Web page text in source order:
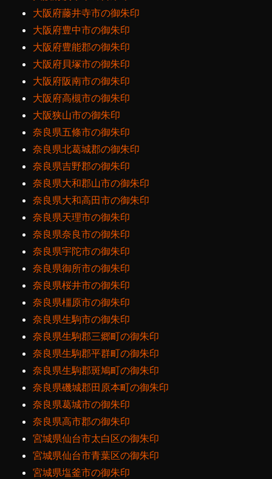
大阪府藤井寺市の御朱印
大阪府豊中市の御朱印
大阪府豊能郡の御朱印
大阪府貝塚市の御朱印
大阪府阪南市の御朱印
大阪府高槻市の御朱印
大阪狭山市の御朱印
奈良県五條市の御朱印
奈良県北葛城郡の御朱印
奈良県吉野郡の御朱印
奈良県大和郡山市の御朱印
奈良県大和高田市の御朱印
奈良県天理市の御朱印
奈良県奈良市の御朱印
奈良県宇陀市の御朱印
奈良県御所市の御朱印
奈良県桜井市の御朱印
奈良県橿原市の御朱印
奈良県生駒市の御朱印
奈良県生駒郡三郷町の御朱印
奈良県生駒郡平群町の御朱印
奈良県生駒郡斑鳩町の御朱印
奈良県磯城郡田原本町の御朱印
奈良県葛城市の御朱印
奈良県高市郡の御朱印
宮城県仙台市太白区の御朱印
宮城県仙台市青葉区の御朱印
宮城県塩釜市の御朱印